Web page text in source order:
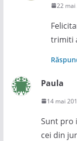
22 mai
trimiti
Paula
14 mai
Sunt pro
cei din